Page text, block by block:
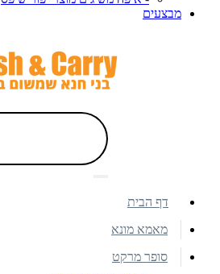
מבצעים
דף הבית
מאמא מונא
סופר מרקט